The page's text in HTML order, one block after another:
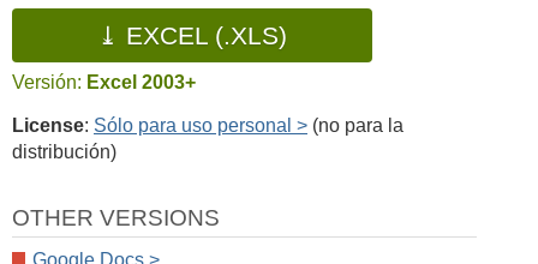
⤓ EXCEL (.XLS)
Versión: Excel 2003+
License: Sólo para uso personal > (no para la
distribución)
OTHER VERSIONS
Google Docs >